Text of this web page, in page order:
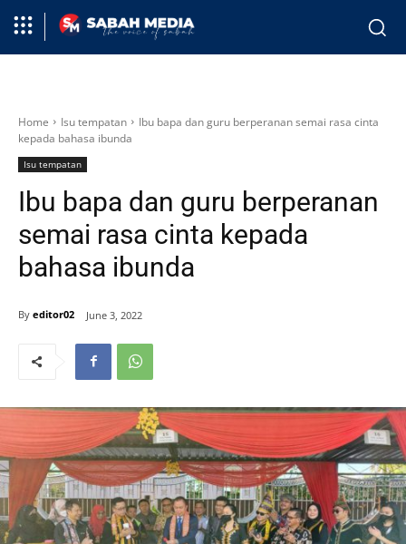
Home Isu tempatan
Ibu bapa dan guru berperanan semai rasa cinta
kepada bahasa ibunda
Isu tempatan
Ibu bapa dan guru berperanan
semai rasa cinta kepada
bahasa ibunda
By editor02 June 3, 2022